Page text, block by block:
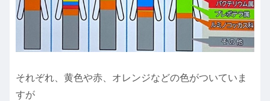
それぞれ、黄色や赤、オレンジなどの色がついていま
すが